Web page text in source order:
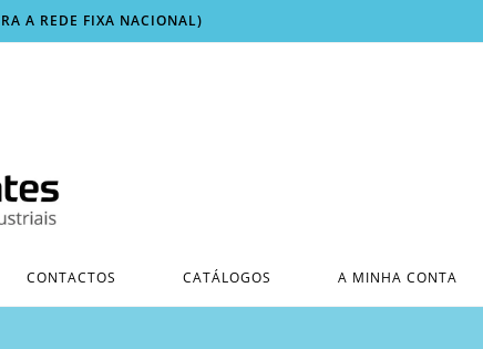
A REDE FIXA NACIONAL)
CONTACTOS CATÁLOGOS A MINHA CONTA